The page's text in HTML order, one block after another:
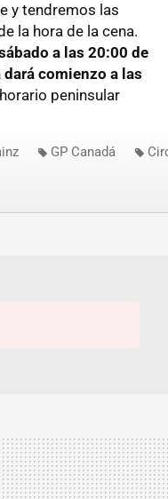
y tendremos las
la hora de la cena.
a las 20:00 de
dará comienzo a las
peninsular
GP Canadá